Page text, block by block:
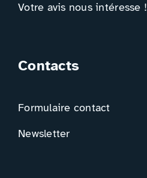
Votre avis nous intéresse !
Contacts
Formulaire contact
Newsletter